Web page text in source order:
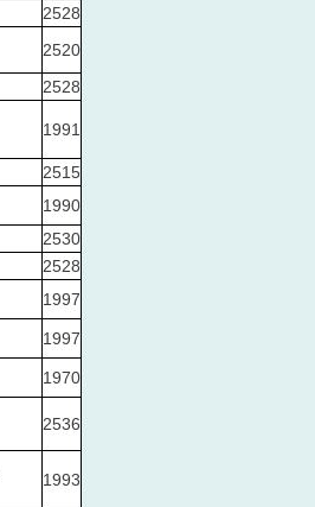
2528
2520
2528
1991
2515
1990
2530
2528
1997
1997
1970
2536
1993